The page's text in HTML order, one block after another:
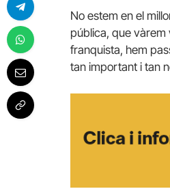
No estem en el
pública, que vàrem
franquista, hem
tan important i tan